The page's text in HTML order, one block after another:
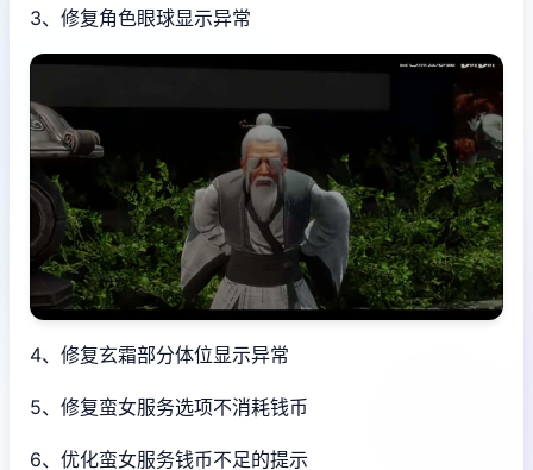
3、修复角色眼球显示异常
4、修复玄霜部分体位显示异常
5、修复蛮女服务选项不消耗钱币
6、优化蛮女服务钱币不足的提示